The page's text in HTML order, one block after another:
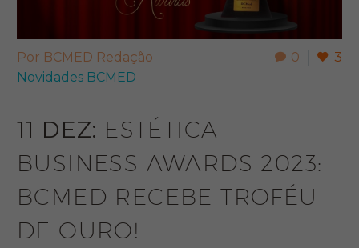
0 3
Por BCMED Redação
Novidades BCMED
11 DEZ: ESTÉTICA
BUSINESS AWARDS 2023:
BCMED RECEBE TROFÉU
DE OURO!